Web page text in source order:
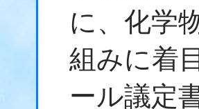
に、化学
組みに着
ール議定